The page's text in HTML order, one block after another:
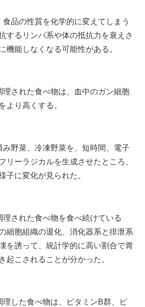
品の性質を化学的に変えてしまう
するリンパ系や体の抵抗力を衰えさ
機能しなくなる可能性がある。
理された食べ物は、血中のガン細胞
より高くする。
野菜、冷凍野菜を、短時間、電子
リーラジカルを生成させたところ、
子に変化が見られた。
された食べ物を食べ続けている
細胞組織の退化、消化器系と排泄系
を誘って、統計学的に高い割合で胃
起こされることが分かった。
理した食べ物は、ビタミンB群、ビ